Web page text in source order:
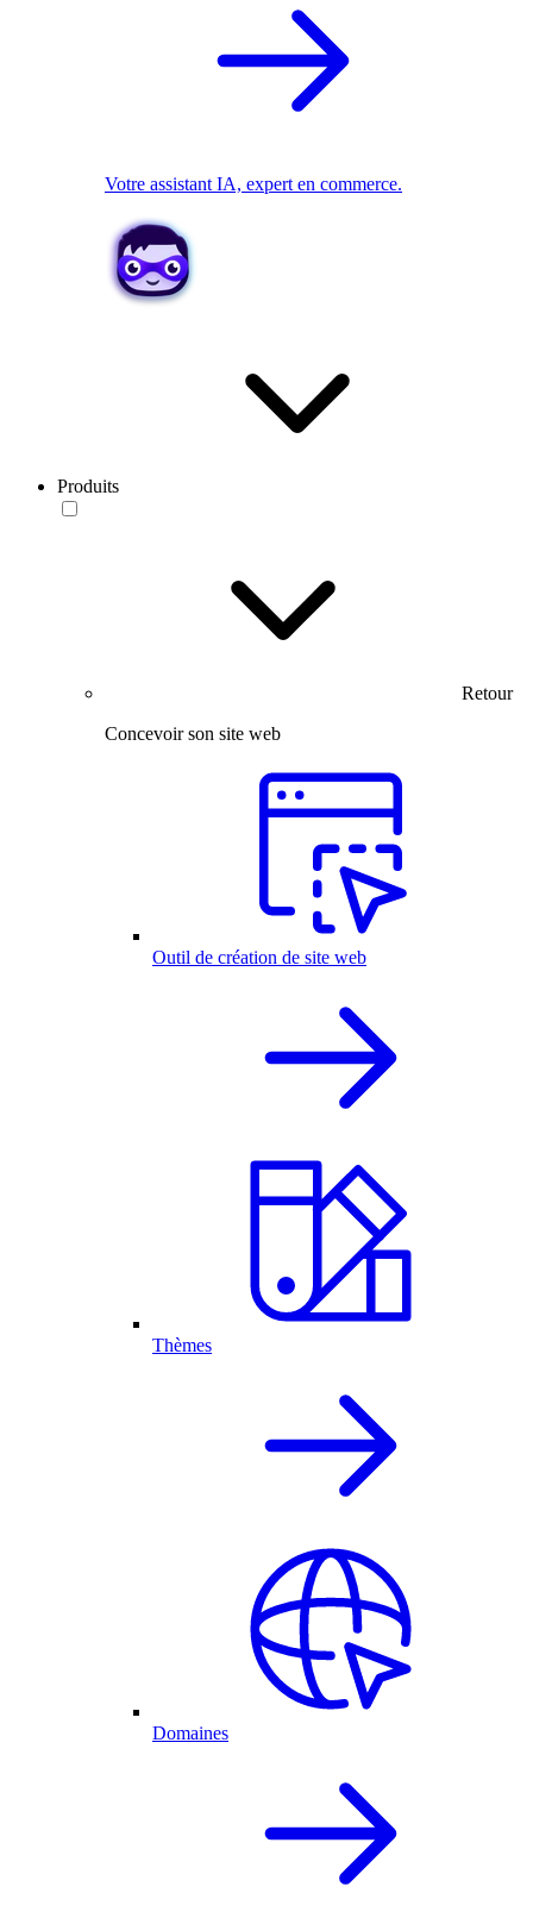
Votre assistant IA, expert en commerce.
Produits
Retour
Concevoir son site web
Outil de création de site web
Thèmes
Domaines